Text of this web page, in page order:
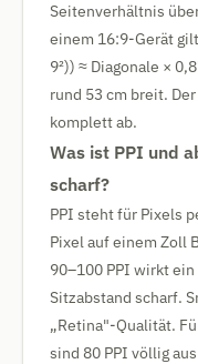
Seitenverhältnis
einem 16:9-Gerät
9²)) ≈ Diagonale ×
rund 53 cm breit.
komplett ab.
Was ist PPI und
scharf?
PPI steht für Pixels
Pixel auf einem Zoll
90–100 PPI wirkt
Sitzabstand scharf.
„Retina"-Qualität.
sind 80 PPI völlig